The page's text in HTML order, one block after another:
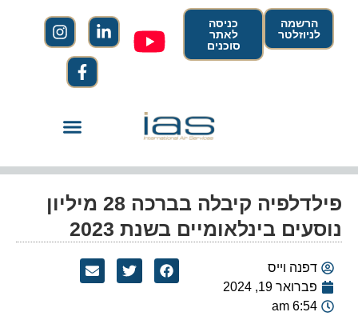
הרשמה
לניוזלטר
כניסה
לאתר
סוכנים
פילדלפיה קיבלה בברכה 28 מיליון
נוסעים בינלאומיים בשנת 2023
דפנה וייס
פברואר 19, 2024
6:54 am